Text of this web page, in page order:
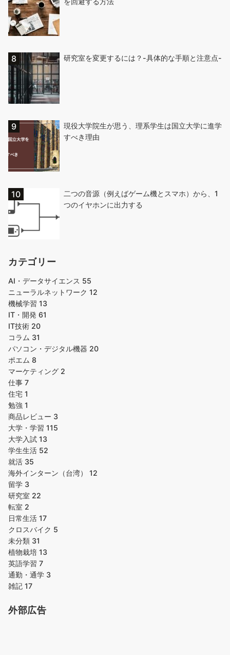
研究室を変更するには？-具体的な手順と注意点-
現役大学院生が思う、理系学生は国立大学に進学
すべき理由
二つの音源（例えばゲーム機とスマホ）から、1
つのイヤホンに出力する
カテゴリー
AI・データサイエンス 55
ニューラルネットワーク 12
機械学習 13
IT・開発 61
IT技術 20
コラム 31
パソコン・デジタル機器 20
ポエム 8
マーケティング 2
仕事 7
住宅 1
勉強 1
商品レビュー 3
大学・学習 115
大学入試 13
学生生活 52
就活 35
海外インターン（台湾） 12
留学 3
研究室 22
転室 2
日常生活 17
クロスバイク 5
未分類 31
植物栽培 13
英語学習 7
通勤・通学 3
雑記 17
外部広告